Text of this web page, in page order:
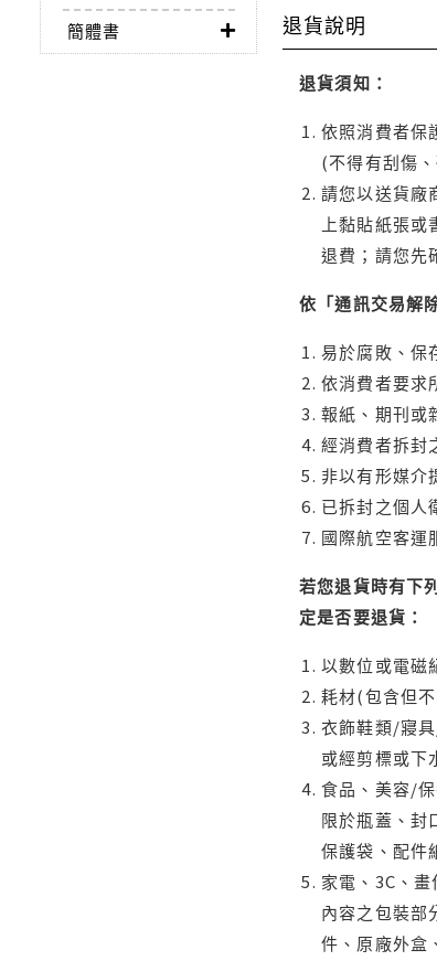
簡體書
退貨說明
退貨須知：
依照消費者保
(不得有刮傷
請您以送貨廠
上黏貼紙張
退費；請您先
依「通訊交易解
易於腐敗、保
依消費者要求
報紙、期刊或
經消費者拆封
非以有形媒介
已拆封之個人
國際航空客運
若您退貨時有下
定是否要退貨：
以數位或電磁
耗材(包含但
衣飾鞋類/寢
或經剪標或下
食品、美容/
限於瓶蓋、封
保護袋、配件
家電、3C、
內容之包裝部
件、原廠外盒